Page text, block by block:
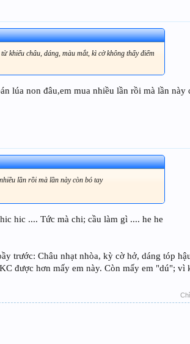
khiểu châu, dáng, màu mắt, kì cờ không thấy điểm
lúa non đâu,em mua nhiều lần rồi mà lần này
lần rồi mà lần này còn bó tay
hic .... Tức mà chi; cầu làm gì .... he he
trước: Châu nhạt nhòa, kỳ cờ hở, dáng tóp
được hơn mấy em này. Còn mấy em "dú"; vì